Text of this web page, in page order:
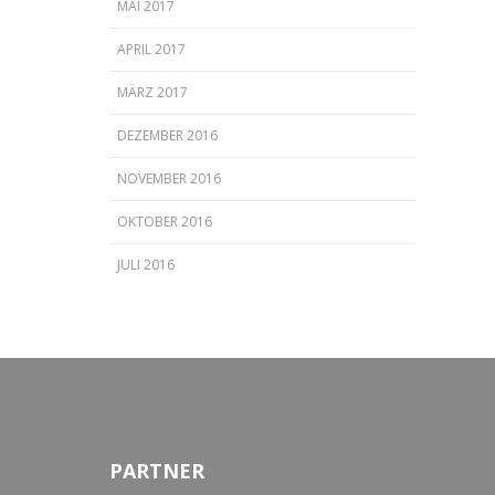
MAI 2017
APRIL 2017
MÄRZ 2017
DEZEMBER 2016
NOVEMBER 2016
OKTOBER 2016
JULI 2016
PARTNER